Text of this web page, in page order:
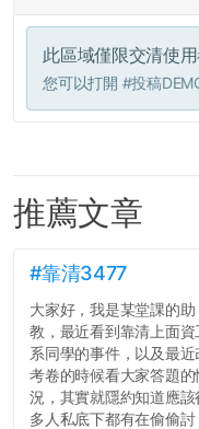
此區域僅限交清使
您可以打開 #投稿
推薦文章
#靠清3477
大家好，我是某堂課的助
教，最近看到靠清上面資
系同學的事件，以及最近
考卷的時候看大家答題的
況，其實就隱約知道應該
多人私底下都有在偷偷討